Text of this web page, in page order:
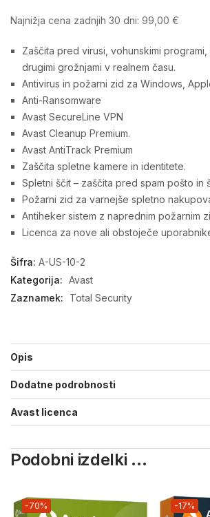
Najnižja cena zadnjih 30 dni: 99,00 €
Zaščita pred virusi, vohunskimi programi,
drugimi grožnjami v realnem času.
Antivirus in požarni zid za Windows,
Anti-Ransomware
Avast SecureLine VPN
Avast Cleanup Premium.
Avast AntiTrack Premium
Zaščita spletne kamere in identitete.
Spletni ščit – zaščita pred spam pošto in
Požarni zid za varnejše spletno
Antiheker sistem z naprednim požarnim
Licenca za nove ali obstoječe
Šifra: A-US-10-2
Kategorija: Avast
Zaznamek:
Total Security
Opis
Dodatne podrobnosti
Avast licenca
Podobni izdelki ...
-70% -17%